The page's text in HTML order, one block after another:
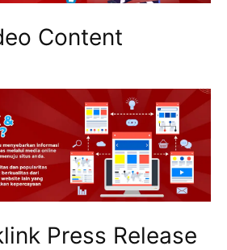
Content
Press Release